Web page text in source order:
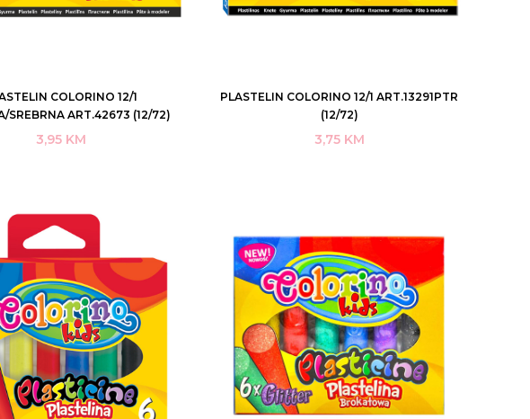
DODAJ U KORPU
KUPI ODMAH
COLORINO 12/1
SREBRNA ART.42673 (12/72)
3,95 KM
DODAJ U KORPU
KUPI ODMAH
PLASTELIN COLORINO 12/1 ART.13291PTR
(12/72)
3,75 KM